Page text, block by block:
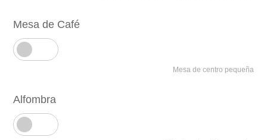
Mesa de Café
Mesa de centro pequeña
Alfombra